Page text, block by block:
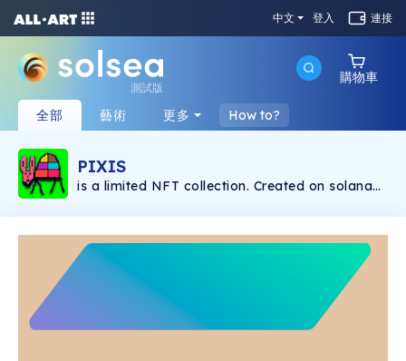
中文 登入 連接
測試版
購物車
全部 藝術 更多 How to?
PIXIS
is a limited NFT collection. Created on solana
Ballester.